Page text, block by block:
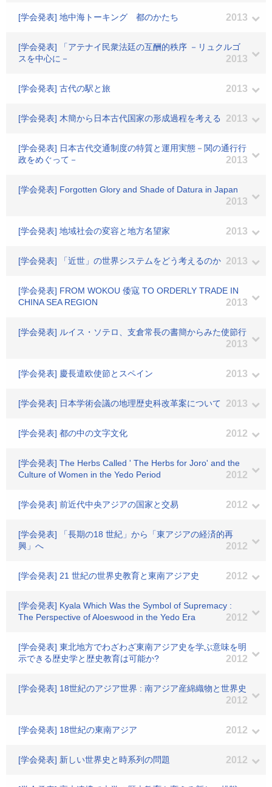
[学会発表] 地中海トーキング 都のかたち 2013
[学会発表] 「アテナイ民衆法廷の互酬的秩序 －リュクルゴ
スを中心に－
2013
[学会発表] 古代の駅と旅 2013
[学会発表] 木簡から日本古代国家の形成過程を考える 2013
[学会発表] 日本古代交通制度の特質と運用実態－関の通行行
政をめぐって－
2013
[学会発表] Forgotten Glory and Shade of Datura in Japan
2013
[学会発表] 地域社会の変容と地方名望家 2013
[学会発表] 「近世」の世界システムをどう考えるのか 2013
[学会発表] FROM WOKOU 倭寇 TO ORDERLY TRADE IN
CHINA SEA REGION
2013
[学会発表] ルイス・ソテロ、支倉常長の書簡からみた使節行
2013
[学会発表] 慶長遣欧使節とスペイン 2013
[学会発表] 日本学術会議の地理歴史科改革案について 2013
[学会発表] 都の中の文字文化 2012
[学会発表] The Herbs Called ' The Herbs for Joro' and the
Culture of Women in the Yedo Period
2012
[学会発表] 前近代中央アジアの国家と交易 2012
[学会発表] 「長期の18 世紀」から「東アジアの経済的再
興」へ
2012
[学会発表] 21 世紀の世界史教育と東南アジア史 2012
[学会発表] Kyala Which Was the Symbol of Supremacy :
The Perspective of Aloeswood in the Yedo Era
2012
[学会発表] 東北地方でわざわざ東南アジア史を学ぶ意味を明
示できる歴史学と歴史教育は可能か?
2012
[学会発表] 18世紀のアジア世界 : 南アジア産綿織物と世界史
2012
[学会発表] 18世紀の東南アジア 2012
[学会発表] 新しい世界史と時系列の問題 2012